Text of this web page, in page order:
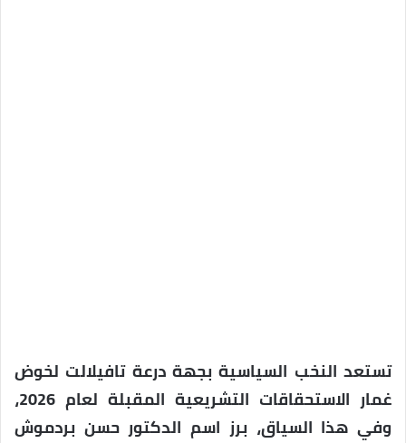
تستعد النخب السياسية بجهة درعة تافيلالت لخوض
غمار الاستحقاقات التشريعية المقبلة لعام 2026،
وفي هذا السياق، برز اسم الدكتور حسن بردموش